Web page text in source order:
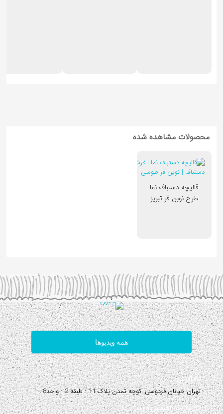
محصولات مشاهده شده
قالیچه دستباف نما
طرح نوبن فر تبریز
همه ویدیوها
آدرس:
تهران خیابان فردوسی, کوچه تمدن پلاک 11 - طبقه 2 - واحد8
نیاز به راهنمایی دارید؟